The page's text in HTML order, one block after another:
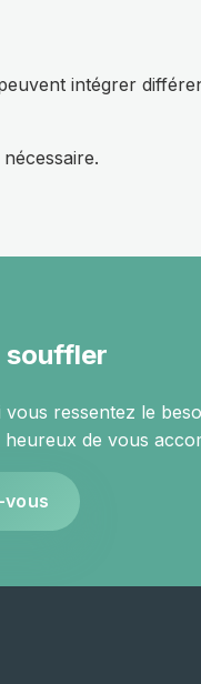
intégrer
souffler
ressentez le
heureux de vous
vous